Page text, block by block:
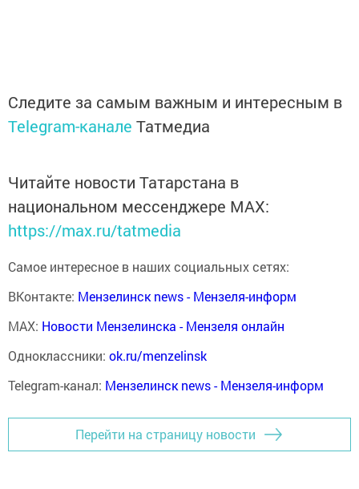
Следите за самым важным и интересным в
Telegram-канале Татмедиа
Читайте новости Татарстана в
национальном мессенджере MАХ:
https://max.ru/tatmedia
Самое интересное в наших социальных сетях:
ВКонтакте: Мензелинск news - Мензеля-информ
MAX: Новости Мензелинска - Мензеля онлайн
Одноклассники: ok.ru/menzelinsk
Telegram-канал: Мензелинск news - Мензеля-информ
Перейти на страницу новости